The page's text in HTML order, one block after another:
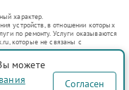
характер.
устройств, в отношении которых
по ремонту. Услуги оказываются
которые не связаны с
представителями.
оборот в соответствии
услуг или введения
о предоставляемых услугах по
можете
Согласен